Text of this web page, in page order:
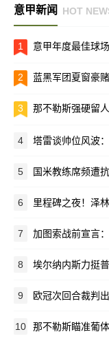
意甲新闻 HOT
1 意甲年度最佳球
2 蓝黑军团夏窗豪
3 那不勒斯强硬留人
4 塔雷谈帅位风波：
5 国米教练席频遭
6 里程碑之夜！泽林
7 加图索战前宣言
8 埃尔纳内斯力挺普
9 欧冠次回合裁判
10 那不勒斯瞄准葡